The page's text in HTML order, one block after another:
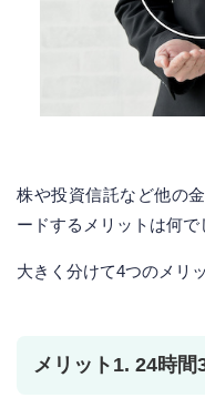
株や投資信託など他の
ードするメリットは何で
大きく分けて4つのメリ
メリット1. 24時